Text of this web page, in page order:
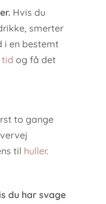
Hvis du
smerter
i en bestemt
tid og få det
to gange
til huller.
du har svage